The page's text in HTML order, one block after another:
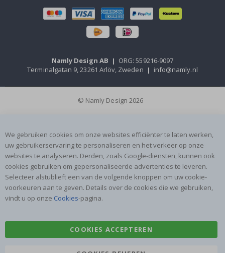
Namly Design AB | ORG: 559216-9097
Terminalgatan 9, 23261 Arlöv, Zweden | info@namly.nl
© Namly Design 2026
We gebruiken cookies om onze websites efficiënter te laten werken,
uw gebruikerservaring te personaliseren en het verkeer op onze
websites te analyseren. Derden, zoals Google-diensten, kunnen ook
cookies gebruiken om gepersonaliseerde advertenties te leveren.
Selecteer alstublieft een van de volgende knoppen om uw cookie-
voorkeuren aan te geven. Details over de cookies die we gebruiken,
vindt u op onze Cookies-pagina.
COOKIES ACCEPTEREN